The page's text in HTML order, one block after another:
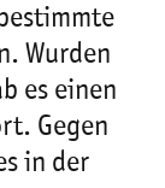
Wurden
es einen
Gegen
in der